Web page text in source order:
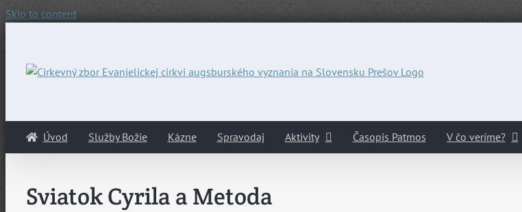
Skip to content
Úvod Služby Božie Kázne Spravodaj Aktivity Časopis Patmos V čo veríme?
Sviatok Cyrila a Metoda